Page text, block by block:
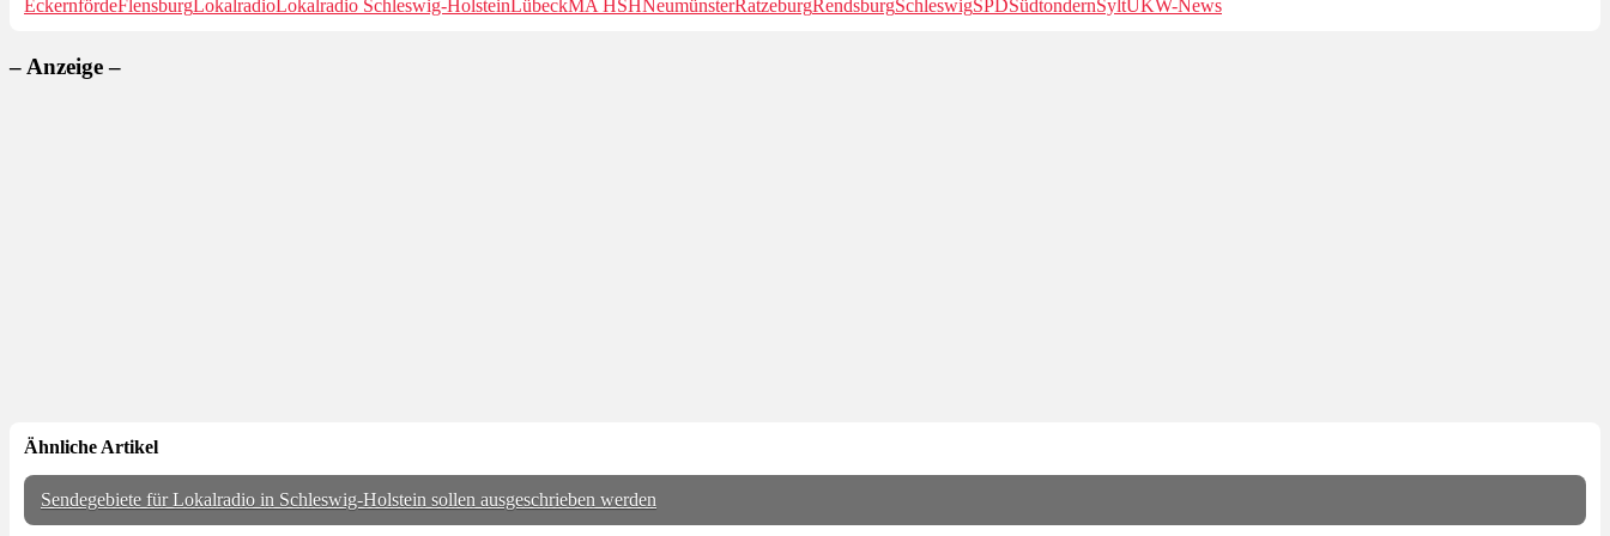
EckernfördeFlensburg Lokalradio Lokalradio Schleswig-Holstein LübeckMA HSH NeumünsterRatzeburgRendsburgSchleswigSPDSüdtondernSyltUKW-News
– Anzeige –
Ähnliche Artikel
Sendegebiete für Lokalradio in Schleswig-Holstein sollen ausgeschrieben werden